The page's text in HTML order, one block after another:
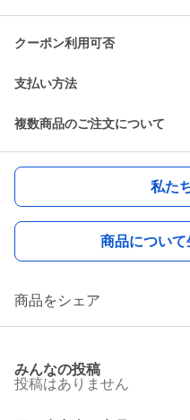
クーポン利用可否
支払い方法
複数商品のご注文について
私た
商品につい
商品をシェア
みんなの投稿
投稿はありません